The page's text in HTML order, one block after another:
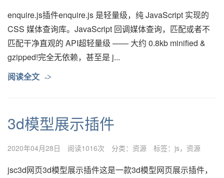
enquire.js插件enquire.js 是轻量级，纯 JavaScript 实现的
CSS 媒体查询库。JavaScript 回调媒体查询，匹配或者不
匹配干净直观的 API超轻量级 —— 大约 0.8kb minified &
gzipped!完全无依赖，甚至是 j...
阅读全文 ->
3d模型展示插件
2020年04月28日 阅读1016次 分类： 资源 标签： js 资源
jsc3d网页3d模型展示插件这是一款3d模型网页展示插件，